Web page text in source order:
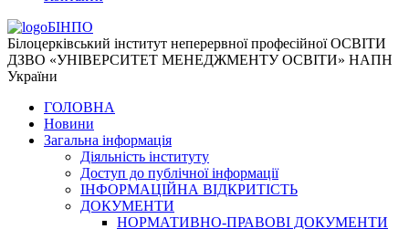
БІНПО
Білоцерківський інститут неперервної професійної ОСВІТИ
ДЗВО «УНІВЕРСИТЕТ МЕНЕДЖМЕНТУ ОСВІТИ» НАПН
України
ГОЛОВНА
Новини
Загальна інформація
Діяльність інституту
Доступ до публічної інформації
ІНФОРМАЦІЙНА ВІДКРИТІСТЬ
ДОКУМЕНТИ
НОРМАТИВНО-ПРАВОВІ ДОКУМЕНТИ